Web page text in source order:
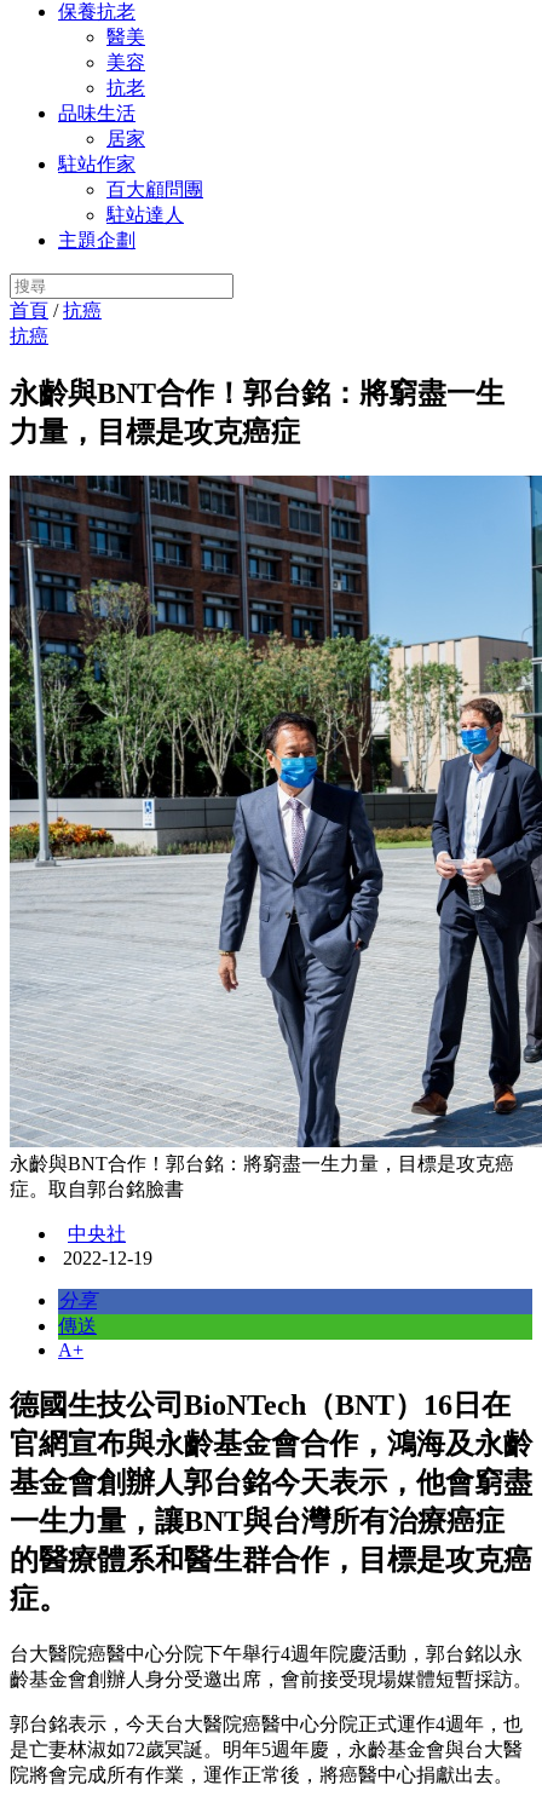
保養抗老
醫美
美容
抗老
品味生活
居家
駐站作家
百大顧問團
駐站達人
主題企劃
首頁 /抗癌
抗癌
永齡與BNT合作！郭台銘：將窮盡一生
力量，目標是攻克癌症
永齡與BNT合作！郭台銘：將窮盡一生力量，目標是攻克癌
症。取自郭台銘臉書
中央社
2022-12-19
分享
傳送
A+
德國生技公司BioNTech（BNT）16日在
官網宣布與永齡基金會合作，鴻海及永齡
基金會創辦人郭台銘今天表示，他會窮盡
一生力量，讓BNT與台灣所有治療癌症
的醫療體系和醫生群合作，目標是攻克癌
症。
台大醫院癌醫中心分院下午舉行4週年院慶活動，郭台銘以永
齡基金會創辦人身分受邀出席，會前接受現場媒體短暫採訪。
郭台銘表示，今天台大醫院癌醫中心分院正式運作4週年，也
是亡妻林淑如72歲冥誕。明年5週年慶，永齡基金會與台大醫
院將會完成所有作業，運作正常後，將癌醫中心捐獻出去。